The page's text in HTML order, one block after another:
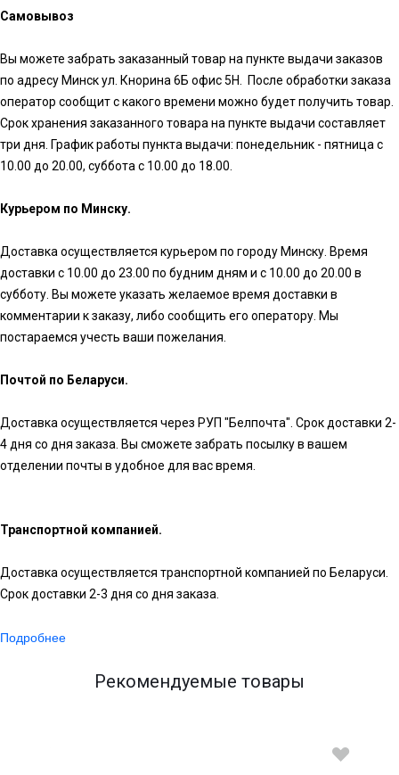
Самовывоз
Вы можете забрать заказанный товар на пункте выдачи заказов
по адресу Минск ул. Кнорина 6Б офис 5Н. После обработки заказа
оператор сообщит с какого времени можно будет получить товар.
Срок хранения заказанного товара на пункте выдачи составляет
три дня. График работы пункта выдачи: понедельник - пятница с
10.00 до 20.00, суббота с 10.00 до 18.00.
Курьером по Минску.
Доставка осуществляется курьером по городу Минску. Время
доставки с 10.00 до 23.00 по будним дням и с 10.00 до 20.00 в
субботу. Вы можете указать желаемое время доставки в
комментарии к заказу, либо сообщить его оператору. Мы
постараемся учесть ваши пожелания.
Почтой по Беларуси.
Доставка осуществляется через РУП "Белпочта". Срок доставки 2-
4 дня со дня заказа. Вы сможете забрать посылку в вашем
отделении почты в удобное для вас время.
Транспортной компанией.
Доставка осуществляется транспортной компанией по Беларуси.
Срок доставки 2-3 дня со дня заказа.
Подробнее
Рекомендуемые товары